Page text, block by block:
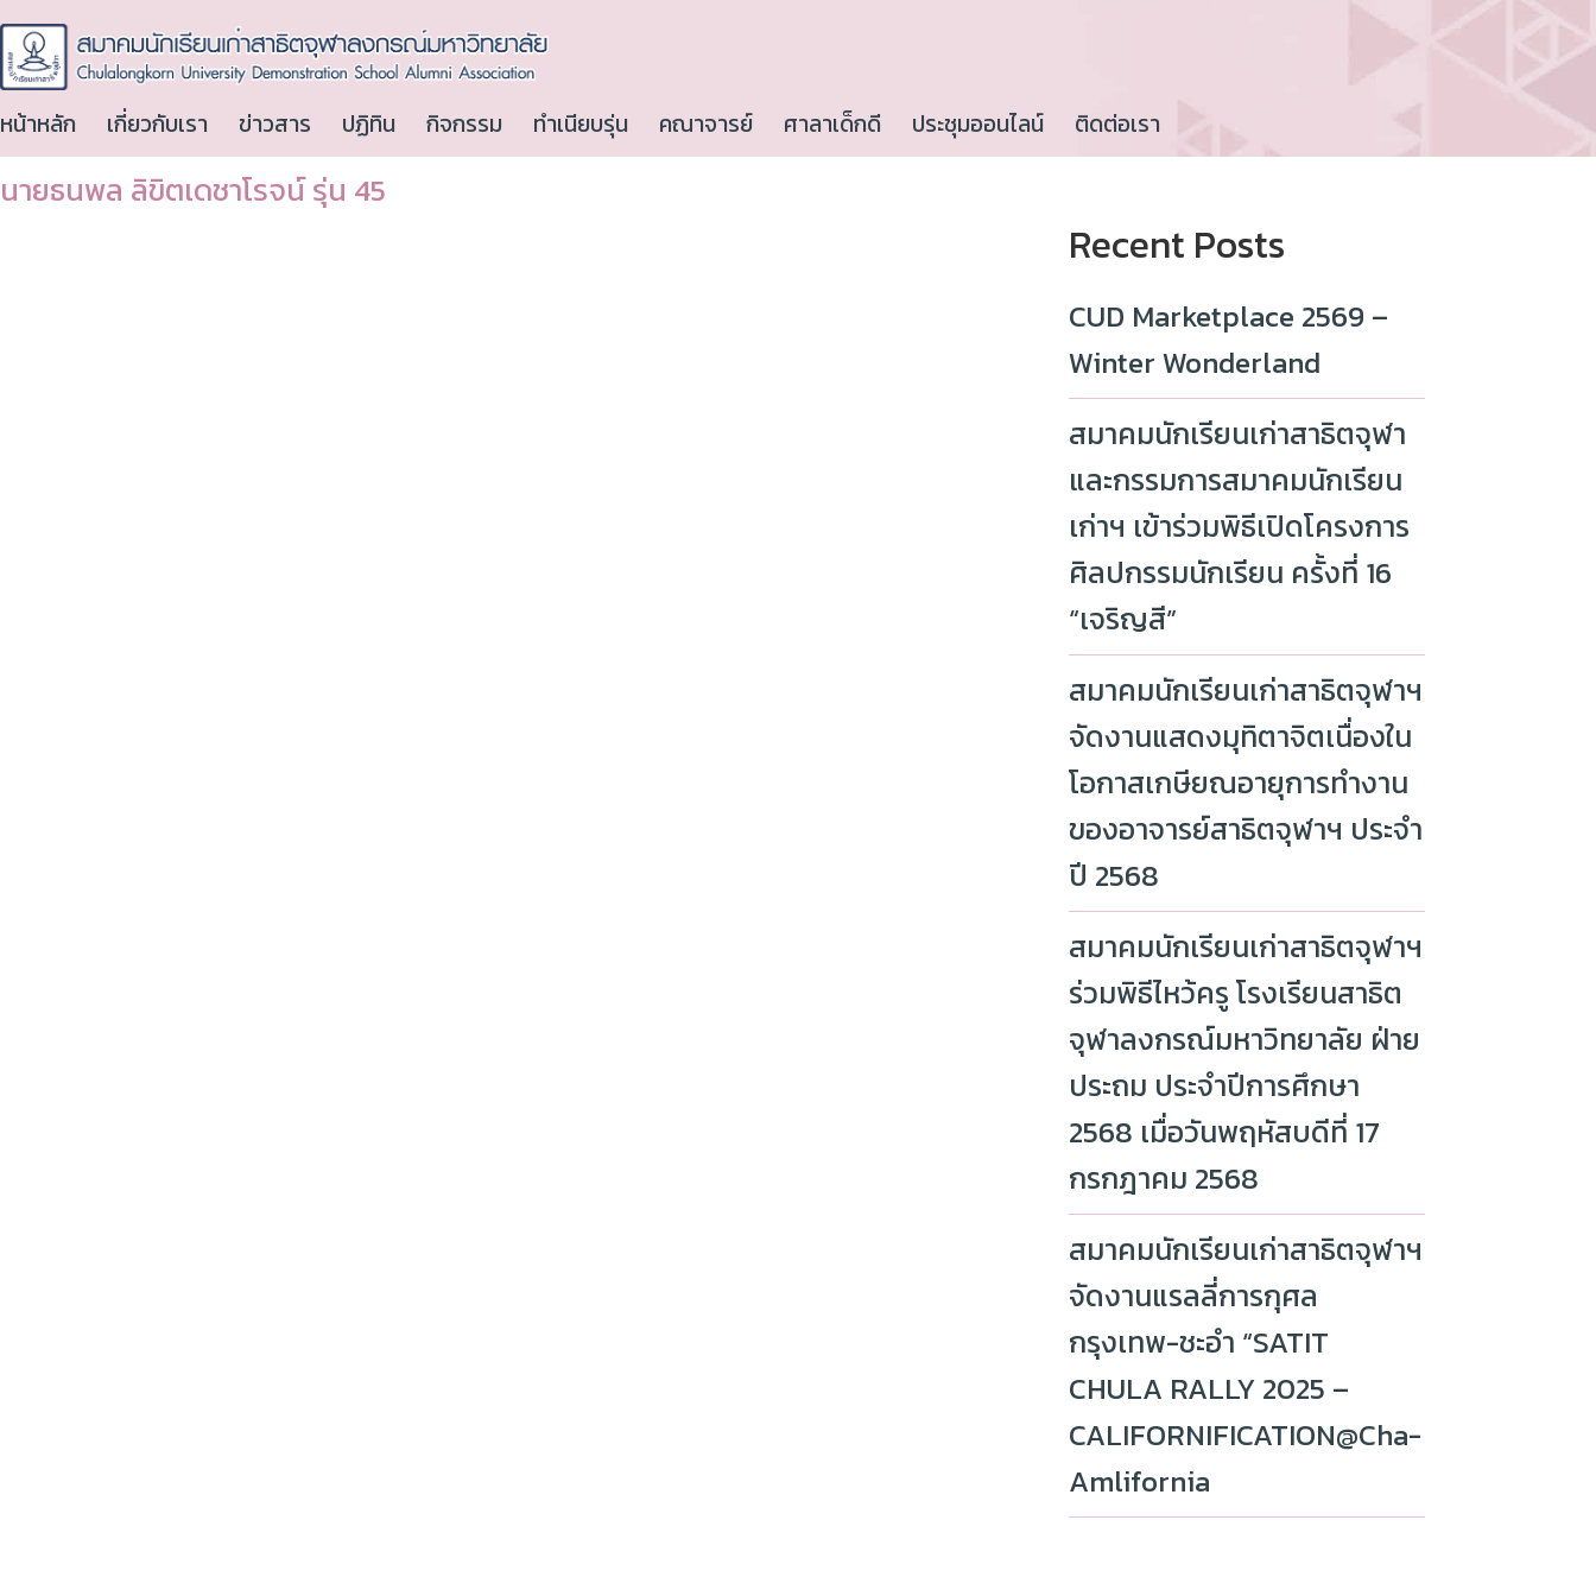
หน้าหลัก เกี่ยวกับเรา ข่าวสาร ปฏิทิน กิจกรรม ทำเนียบรุ่น คณาจารย์ ศาลาเด็กดี ประชุมออนไลน์ ติดต่อเรา
นายธนพล ลิขิตเดชาโรจน์ รุ่น 45
Recent Posts
CUD Marketplace 2569 –
Winter Wonderland
สมาคมนักเรียนเก่าสาธิตจุฬา
และกรรมการสมาคมนักเรียน
เก่าฯ เข้าร่วมพิธีเปิดโครงการ
ศิลปกรรมนักเรียน ครั้งที่ 16
“เจริญสี”
สมาคมนักเรียนเก่าสาธิตจุฬาฯ
จัดงานแสดงมุทิตาจิตเนื่องใน
โอกาสเกษียณอายุการทำงาน
ของอาจารย์สาธิตจุฬาฯ ประจำ
ปี 2568
สมาคมนักเรียนเก่าสาธิตจุฬาฯ
ร่วมพิธีไหว้ครู โรงเรียนสาธิต
จุฬาลงกรณ์มหาวิทยาลัย ฝ่าย
ประถม ประจำปีการศึกษา
2568 เมื่อวันพฤหัสบดีที่ 17
กรกฎาคม 2568
สมาคมนักเรียนเก่าสาธิตจุฬาฯ
จัดงานแรลลี่การกุศล
กรุงเทพ-ชะอำ “SATIT
CHULA RALLY 2025 –
CALIFORNIFICATION@Cha-
Amlifornia